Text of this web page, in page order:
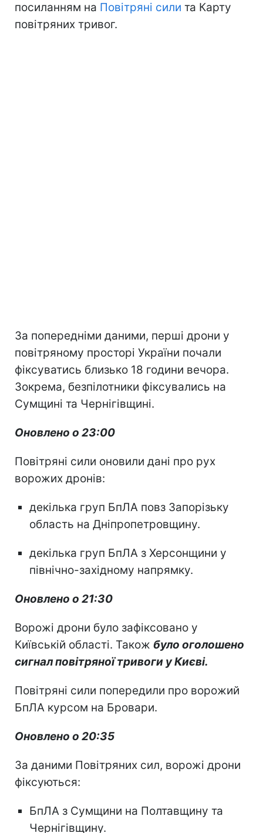
посиланням на Повітряні сили та Карту
повітряних тривог.
За попередніми даними, перші дрони у
повітряному просторі України почали
фіксуватись близько 18 години вечора.
Зокрема, безпілотники фіксувались на
Сумщині та Чернігівщині.
Оновлено о 23:00
Повітряні сили оновили дані про рух
ворожих дронів:
декілька груп БпЛА повз Запорізьку
область на Дніпропетровщину.
декілька груп БпЛА з Херсонщини у
північно-західному напрямку.
Оновлено о 21:30
Ворожі дрони було зафіксовано у
Київській області. Також було оголошено
сигнал повітряної тривоги у Києві.
Повітряні сили попередили про ворожий
БпЛА курсом на Бровари.
Оновлено о 20:35
За даними Повітряних сил, ворожі дрони
фіксуються:
БпЛА з Сумщини на Полтавщину та
Чернігівщину.